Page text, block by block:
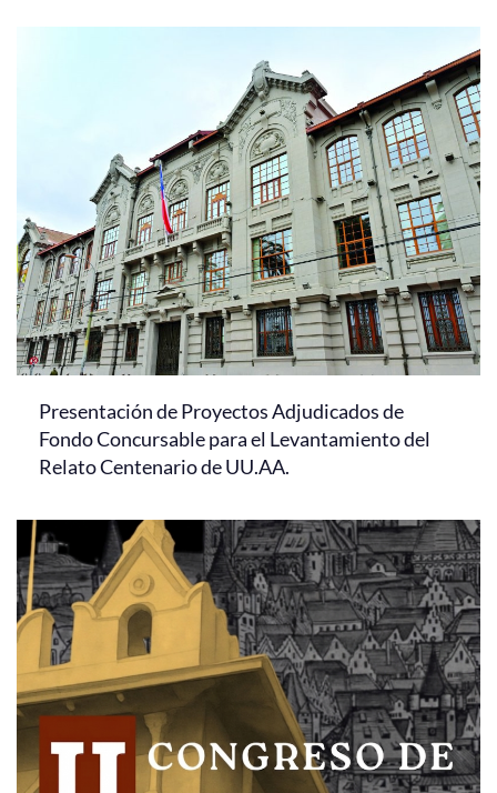
Presentación de Proyectos Adjudicados de
Fondo Concursable para el Levantamiento del
Relato Centenario de UU.AA.